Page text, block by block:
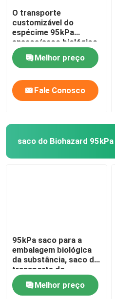
O transporte
customizável do
espécime 95kPa
ensaca/saco biológico
IATA do perigo
aprovadoMelhor preço
Fale Conosco
saco do Biohazard 95kPa
95kPa saco para a
embalagem biológica
da substância, saco do
transporte do
espécime 95kPa
Melhor preço